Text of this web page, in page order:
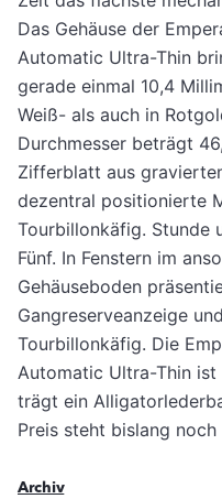
Das Gehäuse der
Automatic Ultra-Thin
gerade einmal 10,4
Weiß- als auch in
Durchmesser beträgt
Zifferblatt aus
dezentral positionierte
Tourbillonkäfig. Stunde
Fünf. In Fenstern im
Gehäuseboden
Gangreserveanzeige
Tourbillonkäfig. Die
Automatic Ultra-Thin
trägt ein
Preis steht bislang
Archiv